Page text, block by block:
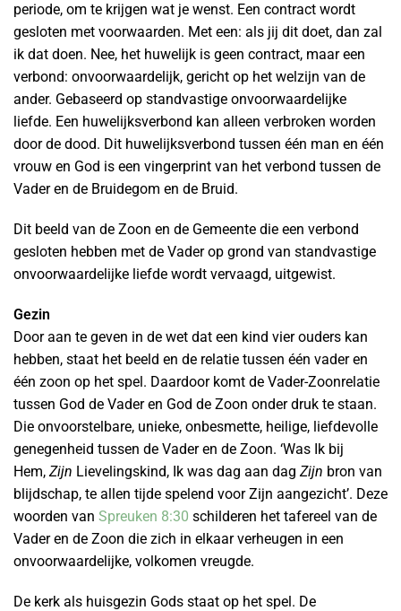
periode, om te krijgen wat je wenst. Een contract wordt
gesloten met voorwaarden. Met een: als jij dit doet, dan zal
ik dat doen. Nee, het huwelijk is geen contract, maar een
verbond: onvoorwaardelijk, gericht op het welzijn van de
ander. Gebaseerd op standvastige onvoorwaardelijke
liefde. Een huwelijksverbond kan alleen verbroken worden
door de dood. Dit huwelijksverbond tussen één man en één
vrouw en God is een vingerprint van het verbond tussen de
Vader en de Bruidegom en de Bruid.
Dit beeld van de Zoon en de Gemeente die een verbond
gesloten hebben met de Vader op grond van standvastige
onvoorwaardelijke liefde wordt vervaagd, uitgewist.
Gezin
Door aan te geven in de wet dat een kind vier ouders kan
hebben, staat het beeld en de relatie tussen één vader en
één zoon op het spel. Daardoor komt de Vader-Zoonrelatie
tussen God de Vader en God de Zoon onder druk te staan.
Die onvoorstelbare, unieke, onbesmette, heilige, liefdevolle
genegenheid tussen de Vader en de Zoon. ‘Was Ik bij
Hem, Zijn Lievelingskind, Ik was dag aan dag Zijn bron van
blijdschap, te allen tijde spelend voor Zijn aangezicht’. Deze
woorden van Spreuken 8:30 schilderen het tafereel van de
Vader en de Zoon die zich in elkaar verheugen in een
onvoorwaardelijke, volkomen vreugde.
De kerk als huisgezin Gods staat op het spel. De